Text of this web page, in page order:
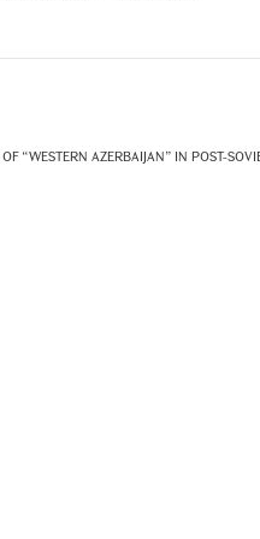
“WESTERN AZERBAIJAN” IN POST-